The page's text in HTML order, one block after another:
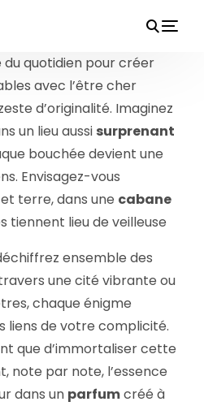
quotidien pour créer
avec l’être cher
d’originalité. Imaginez
un lieu aussi surprenant
bouchée devient une
Envisagez-vous
terre, dans une cabane
tiennent lieu de veilleuse
ensemble des
une cité vibrante ou
chaque énigme
liens de votre complicité.
que d’immortaliser cette
note par note, l’essence
dans un parfumcréé à